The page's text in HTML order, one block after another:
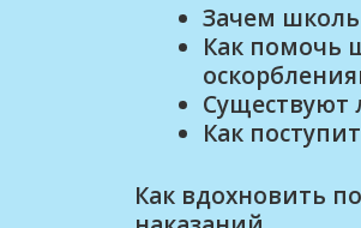
Зачем
Как помочь
Существуют
Как
Как вдохновить